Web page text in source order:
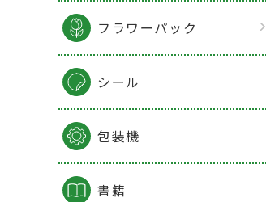
フラワーパック
シール
包装機
書籍